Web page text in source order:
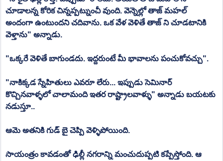
చూడాలన్న కోరిక చిన్నప్పట్నుంచీ వుంది. వెన్నెల్లో తాజ్ మహల్
అందంగా ఉంటుందని చదివాను. ఒక వేళ వెళితే తాజ్ ని చూడటానికి
వెళ్తాను" అన్నాడు.
"ఒక్కరే వెళితే బాగుండదు. ఇద్దరుంటే మీ భావాలను పంచుకోవచ్చు".
"నాకిక్కడ స్నేహితులు ఎవరూ లేరు... ఇప్పుడు సెమినార్
కొచ్చినవాళ్ళలో చాలామంది ఇతర రాష్ట్రాలవాళ్ళు" అన్నాడు బయటకు
నడుస్తూ..
ఆమె అతనికి గుడ్ బై చెప్పి వెళ్ళిపోయింది.
సాయంత్రం కావడంతో ఢిల్లీ నగరాన్ని మంచుదుప్పటి కప్పేస్తోంది. ఆ